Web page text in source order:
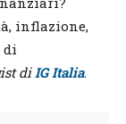
inflazione,
di
diIG Italia.